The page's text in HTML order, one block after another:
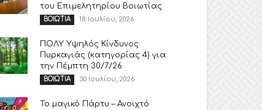
του Επιμελητηρίου Βοιωτίας
ΒΟΙΩΤΙΑ 18 Ιουλίου, 2026
ΠΟΛΥ Υψηλός Κίνδυνος
Πυρκαγιάς (κατηγορίας 4) για
την Πέμπτη 30/7/26
ΒΟΙΩΤΙΑ 30 Ιουλίου, 2026
Το μαγικό Πάρτυ – Ανοιχτό